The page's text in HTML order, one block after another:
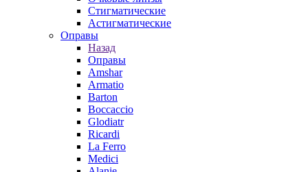
Стигматические
Астигматические
Оправы
Назад
Оправы
Amshar
Armatio
Barton
Boccaccio
Glodiatr
Ricardi
La Ferro
Medici